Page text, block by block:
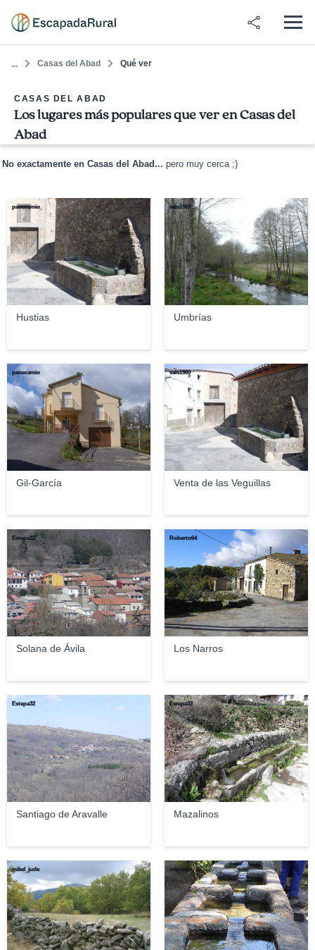
... Casas del Abad Qué ver
CASAS DEL ABAD
Los lugares más populares que ver en Casas del
Abad
No exactamente en Casas del Abad... pero muy cerca ;)
Hustias
panoramio
Umbrías
vals1969
Gil-García
panoramio
Venta de las Veguillas
vals1969
Solana de Ávila
Estepa32
Los Narros
Roberto64
Santiago de Aravalle
Estepa32
Mazalinos
Estepa32
mikel_jude migueljv